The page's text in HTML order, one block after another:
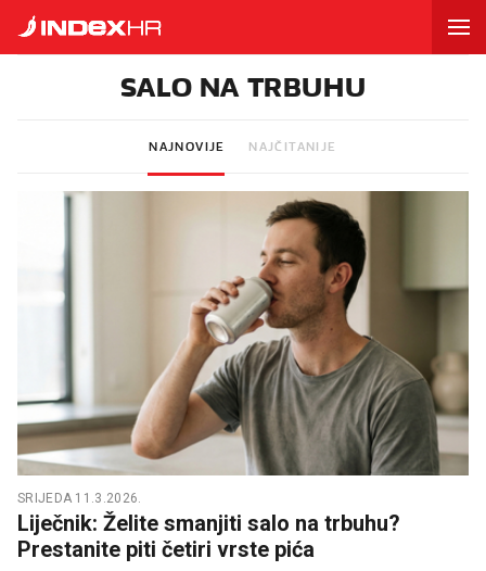
SALO NA TRBUHU
NAJNOVIJE NAJČITANIJE
SRIJEDA 11.3.2026.
Liječnik: Želite smanjiti salo na trbuhu?
Prestanite piti četiri vrste pića